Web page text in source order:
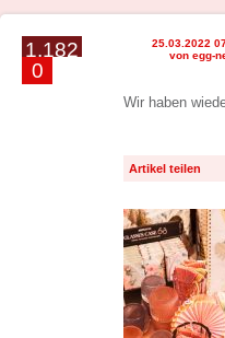
1.182
0
25.03.2022
von egg-
Wir haben
Artikel teilen